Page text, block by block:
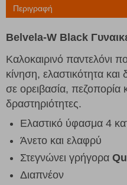
Περιγραφή
Belvela-W Black
Καλοκαιρινό παντελόνι
κίνηση, ελαστικότητα
σε ορειβασία, πεζοπορία
δραστηριότητες.
Ελαστικό ύφασμα 4
Άνετο και ελαφρύ
Στεγνώνει γρήγορα
Διαπνέον